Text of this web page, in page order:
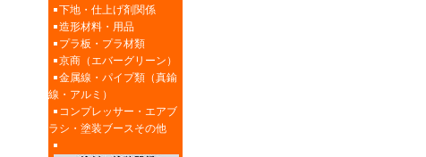
下地・仕上げ剤関係
造形材料・用品
プラ板・プラ材類
京商（エバーグリーン）
金属線・パイプ類（真鍮
線・アルミ）
コンプレッサー・エアブ
ラシ・塗装ブースその他